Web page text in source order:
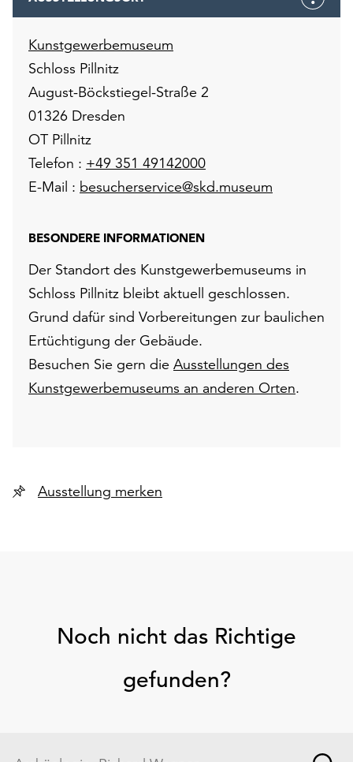
Kunstgewerbemuseum
Schloss Pillnitz
August-Böckstiegel-Straße 2
01326 Dresden
OT Pillnitz
Telefon : +49 351 49142000
E-Mail : besucherservice@skd.museum
BESONDERE INFORMATIONEN
Der Standort des Kunstgewerbemuseums in
Schloss Pillnitz bleibt aktuell geschlossen.
Grund dafür sind Vorbereitungen zur baulichen
Ertüchtigung der Gebäude.
Besuchen Sie gern die Ausstellungen des
Kunstgewerbemuseums an anderen Orten.
Ausstellung merken
Noch nicht das Richtige
gefunden?